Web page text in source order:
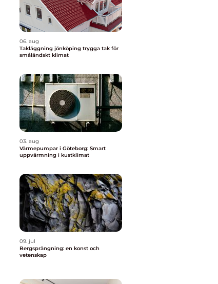
06. aug
Takläggning jönköping trygga tak för
småländskt klimat
03. aug
Värmepumpar i Göteborg: Smart
uppvärmning i kustklimat
09. jul
Bergsprängning: en konst och
vetenskap